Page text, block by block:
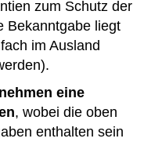
zum Schutz der
Bekanntgabe liegt
im Ausland
eine
, wobei die oben
enthalten sein